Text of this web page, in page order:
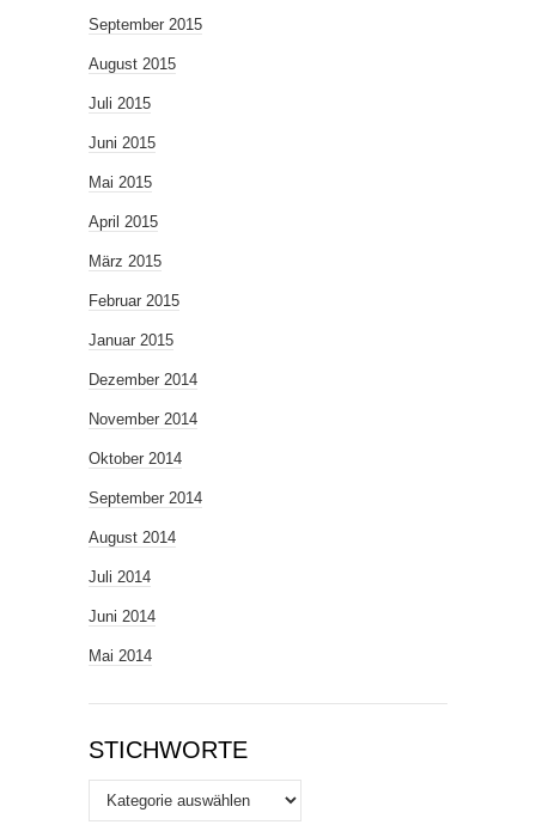
September 2015
August 2015
Juli 2015
Juni 2015
Mai 2015
April 2015
März 2015
Februar 2015
Januar 2015
Dezember 2014
November 2014
Oktober 2014
September 2014
August 2014
Juli 2014
Juni 2014
Mai 2014
STICHWORTE
Stichworte